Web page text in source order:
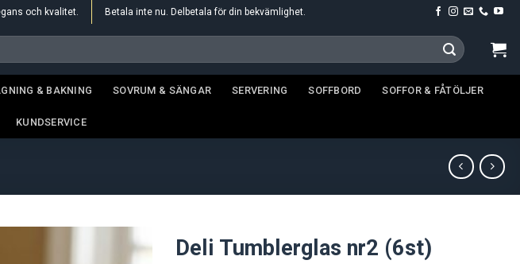
och kvalitet. Betala inte nu. Delbetala för din bekvämlighet.
& BAKNING SOVRUM & SÄNGAR SERVERING SOFFBORD SOFFOR & FÅTÖLJER
KUNDSERVICE
Deli Tumblerglas nr2 (6st)